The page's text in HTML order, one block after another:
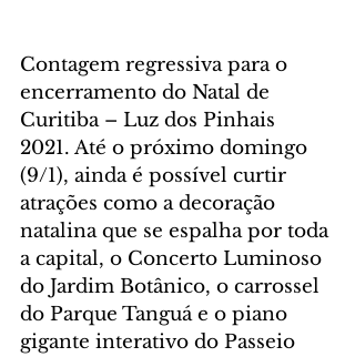
Contagem regressiva para o
encerramento do Natal de
Curitiba – Luz dos Pinhais
2021. Até o próximo domingo
(9/1), ainda é possível curtir
atrações como a decoração
natalina que se espalha por toda
a capital, o Concerto Luminoso
do Jardim Botânico, o carrossel
do Parque Tanguá e o piano
gigante interativo do Passeio